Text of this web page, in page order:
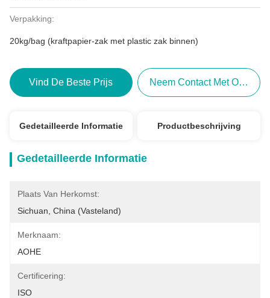
Verpakking:
20kg/bag (kraftpapier-zak met plastic zak binnen)
Vind De Beste Prijs Neem Contact Met Ons Op
Gedetailleerde Informatie Productbeschrijving
Gedetailleerde Informatie
Plaats Van Herkomst:
Sichuan, China (Vasteland)
Merknaam:
AOHE
Certificering:
ISO